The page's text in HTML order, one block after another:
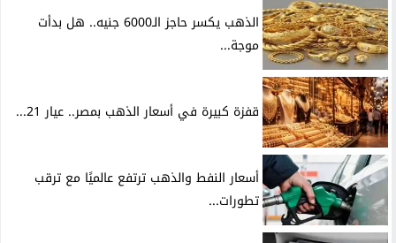
الذهب يكسر حاجز الـ6000 جنيه.. هل بدأت
موجة...
قفزة كبيرة في أسعار الذهب بمصر.. عيار 21...
أسعار النفط والذهب ترتفع عالميًا مع ترقب
تطورات...